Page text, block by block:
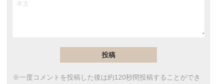
※一度コメントを投稿した後は約120秒間投稿することができ